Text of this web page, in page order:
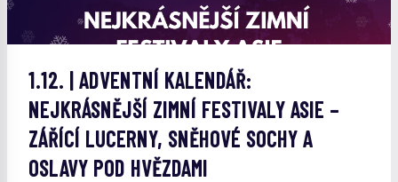
1.12. | ADVENTNÍ KALENDÁŘ:
NEJKRÁSNĚJŠÍ ZIMNÍ FESTIVALY ASIE –
ZÁŘÍCÍ LUCERNY, SNĚHOVÉ SOCHY A
OSLAVY POD HVĚZDAMI